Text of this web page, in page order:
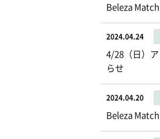
Beleza
2024.04.24
4/28（日）
らせ
2024.04.20
Beleza